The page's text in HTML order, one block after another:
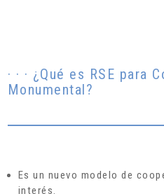
· · · ¿Qué es RSE para
Monumental?
Es un nuevo modelo de
interés.